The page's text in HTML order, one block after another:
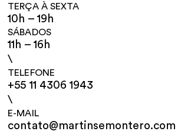
TERÇA À SEXTA
10h – 19h
SÁBADOS
11h – 16h
\
TELEFONE
+55 11 4306 1943
\
E-MAIL
contato@martinsemontero.com